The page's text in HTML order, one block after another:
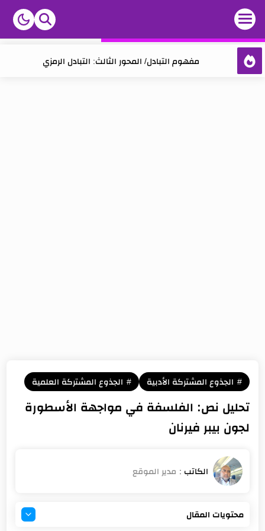
مفهوم التبادل/ المحور الثالث: التبادل الرمزي
الجذوع المشتركة الأدبية الجذوع المشتركة العلمية
تحليل نص: الفلسفة في مواجهة الأسطورة
لجون بيبر فيرنان
محتويات المقال